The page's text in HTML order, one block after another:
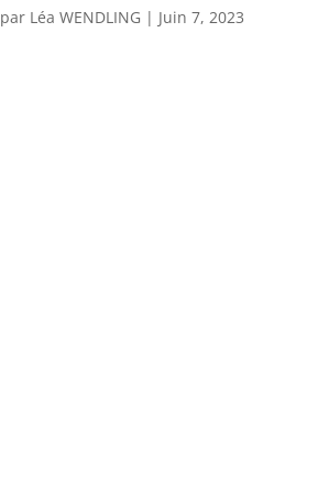
par Léa WENDLING | Juin 7, 2023